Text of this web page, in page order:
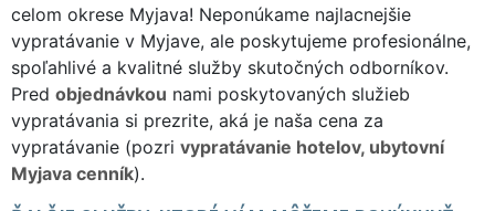
celom okrese Myjava! Neponúkame najlacnejšie
vypratávanie v Myjave, ale poskytujeme profesionálne,
spoľahlivé a kvalitné služby skutočných odborníkov.
Pred objednávkou nami poskytovaných služieb
vypratávania si prezrite, aká je naša cena za
vypratávanie (pozri vypratávanie hotelov, ubytovní
Myjava cenník).